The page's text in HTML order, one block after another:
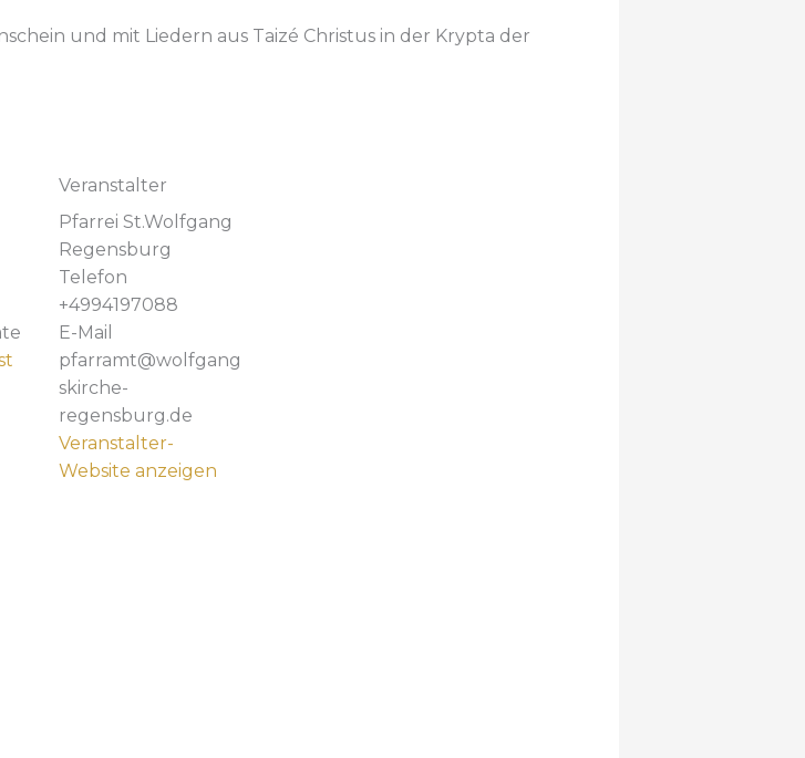
und mit Liedern aus Taizé Christus in der Krypta der
Veranstalter
Pfarrei St.Wolfgang
Regensburg
Telefon
+4994197088
E-Mail
pfarramt@wolfgang
skirche-
regensburg.de
Veranstalter-
Website anzeigen